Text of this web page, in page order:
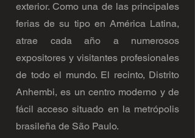
exterior. Como una de las principales
ferias de su tipo en América Latina,
atrae cada año a numerosos
expositores y visitantes profesionales
de todo el mundo. El recinto, Distrito
Anhembi, es un centro moderno y de
fácil acceso situado en la metrópolis
brasileña de São Paulo.